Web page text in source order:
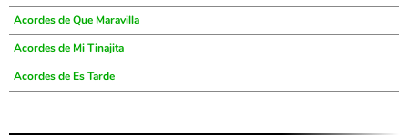
Acordes de Que Maravilla
Acordes de Mi Tinajita
Acordes de Es Tarde